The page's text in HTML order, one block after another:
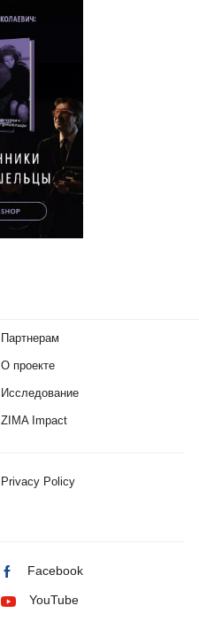
Партнерам
О проекте
Исследование
ZIMA Impact
Privacy Policy
Facebook
YouTube